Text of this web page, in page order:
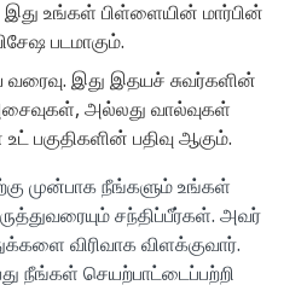
இது உங்கள் பிள்ளையின் மார்பின்
படமாகும்.
இது இதயச் சுவர்களின்
அல்லது வால்வுகள்
பகுதிகளின் பதிவு ஆகும்.
முன்பாக நீங்களும் உங்கள்
சந்திப்பீர்கள். அவர்
விரிவாக விளக்குவார்.
நீங்கள் செயற்பாட்டைப்பற்றி